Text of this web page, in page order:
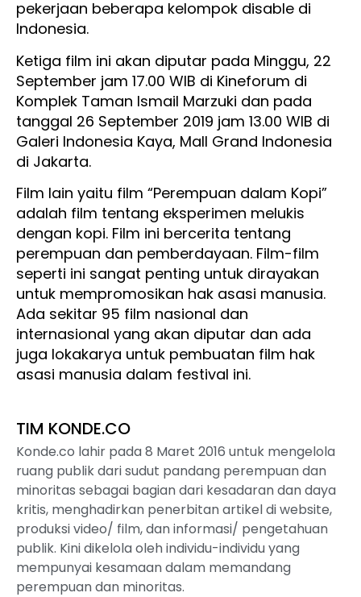
pekerjaan beberapa kelompok disable di
Indonesia.
Ketiga film ini akan diputar pada Minggu, 22
September jam 17.00 WIB di Kineforum di
Komplek Taman Ismail Marzuki dan pada
tanggal 26 September 2019 jam 13.00 WIB di
Galeri Indonesia Kaya, Mall Grand Indonesia
di Jakarta.
Film lain yaitu film “Perempuan dalam Kopi”
adalah film tentang eksperimen melukis
dengan kopi. Film ini bercerita tentang
perempuan dan pemberdayaan. Film-film
seperti ini sangat penting untuk dirayakan
untuk mempromosikan hak asasi manusia.
Ada sekitar 95 film nasional dan
internasional yang akan diputar dan ada
juga lokakarya untuk pembuatan film hak
asasi manusia dalam festival ini.
TIM KONDE.CO
Konde.co lahir pada 8 Maret 2016 untuk mengelola
ruang publik dari sudut pandang perempuan dan
minoritas sebagai bagian dari kesadaran dan daya
kritis, menghadirkan penerbitan artikel di website,
produksi video/ film, dan informasi/ pengetahuan
publik. Kini dikelola oleh individu-individu yang
mempunyai kesamaan dalam memandang
perempuan dan minoritas.